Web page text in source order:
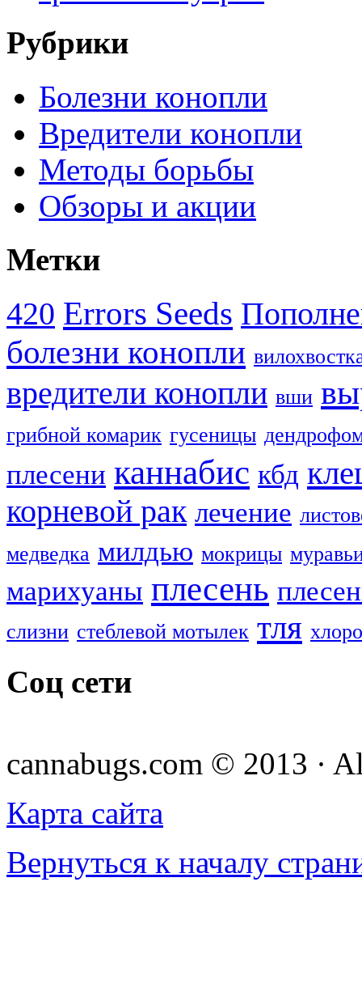
Рубрики
Болезни конопли
Вредители конопли
Методы борьбы
Обзоры и акции
Метки
420 Errors Seeds
болезни конопли
вредители конопли вши
грибной комарик гусеницы
плесени каннабис кбд
корневой рак лечение
медведка милдью мокрицы
марихуаны плесень
слизни стеблевой мотылек тля
Соц сети
cannabugs.com © 2013 ·
Карта сайта
Вернуться к началу